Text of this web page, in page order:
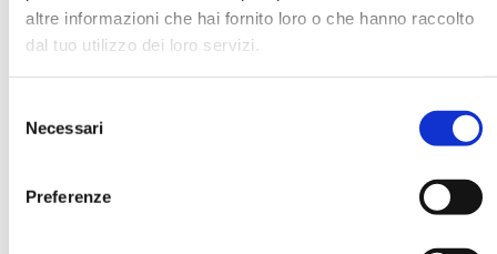
altre informazioni che hai fornito loro o che hanno raccolto
dal tuo utilizzo dei loro servizi.
delNecessari
Preferenze
E-MAIL *
AZIENDA
FUNZIONE AZIENDALE